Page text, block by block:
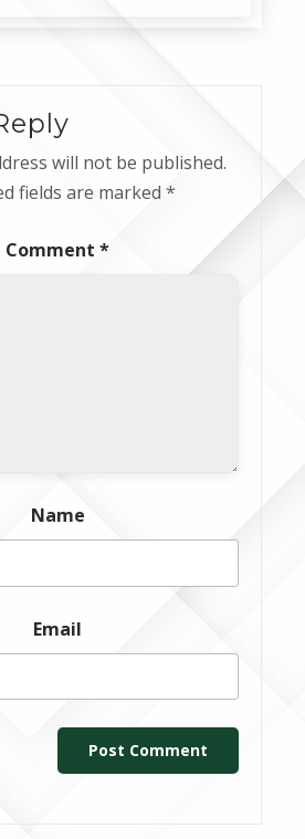
will not be published.
fields are marked *
Comment *
Name
Email